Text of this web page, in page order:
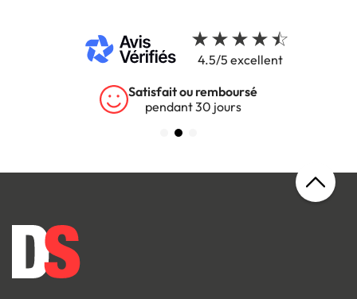
4.5/5 excellent
Satisfait ou remboursé
pendant 30 jours